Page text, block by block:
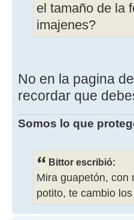
el tamaño de la
imajenes?
No en la pagina
recordar que
Somos lo que
Bittor escribió:
Mira guapetón, con
potito, te cambio